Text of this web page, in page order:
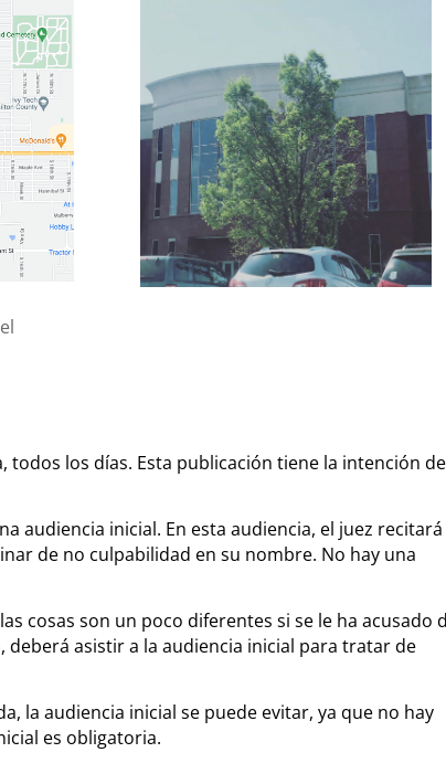
todos los días. Esta publicación tiene la intención de
audiencia inicial. En esta audiencia, el juez recitará
de no culpabilidad en su nombre. No hay una
cosas son un poco diferentes si se le ha acusado
deberá asistir a la audiencia inicial para tratar de
la audiencia inicial se puede evitar, ya que no hay
es obligatoria.